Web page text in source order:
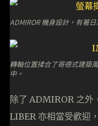
ADMIROR 機身設計，有著
轉軸位置揉合了哥德式建築
中。
除了 ADMIROR 之外
LIBER 亦相當受歡迎